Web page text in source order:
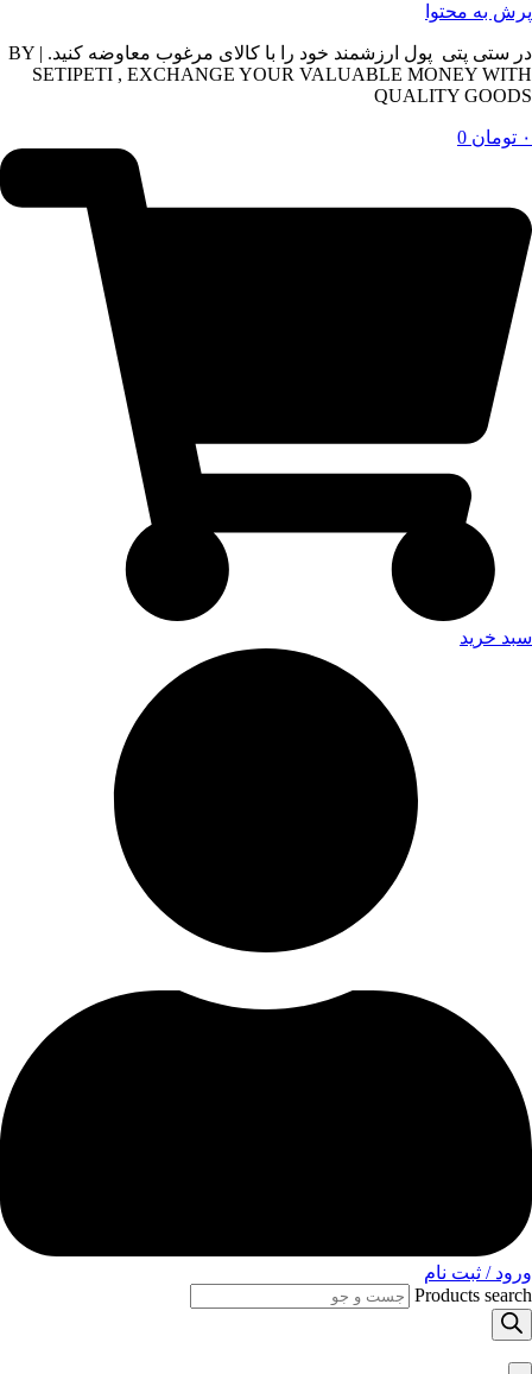
پرش به محتوا
در ستی پتی پول ارزشمند خود را با کالای مرغوب معاوضه کنید. | BY
SETIPETI , EXCHANGE YOUR VALUABLE MONEY WITH
QUALITY GOODS
۰ تومان 0
سبد خرید
ورود / ثبت نام
Products search